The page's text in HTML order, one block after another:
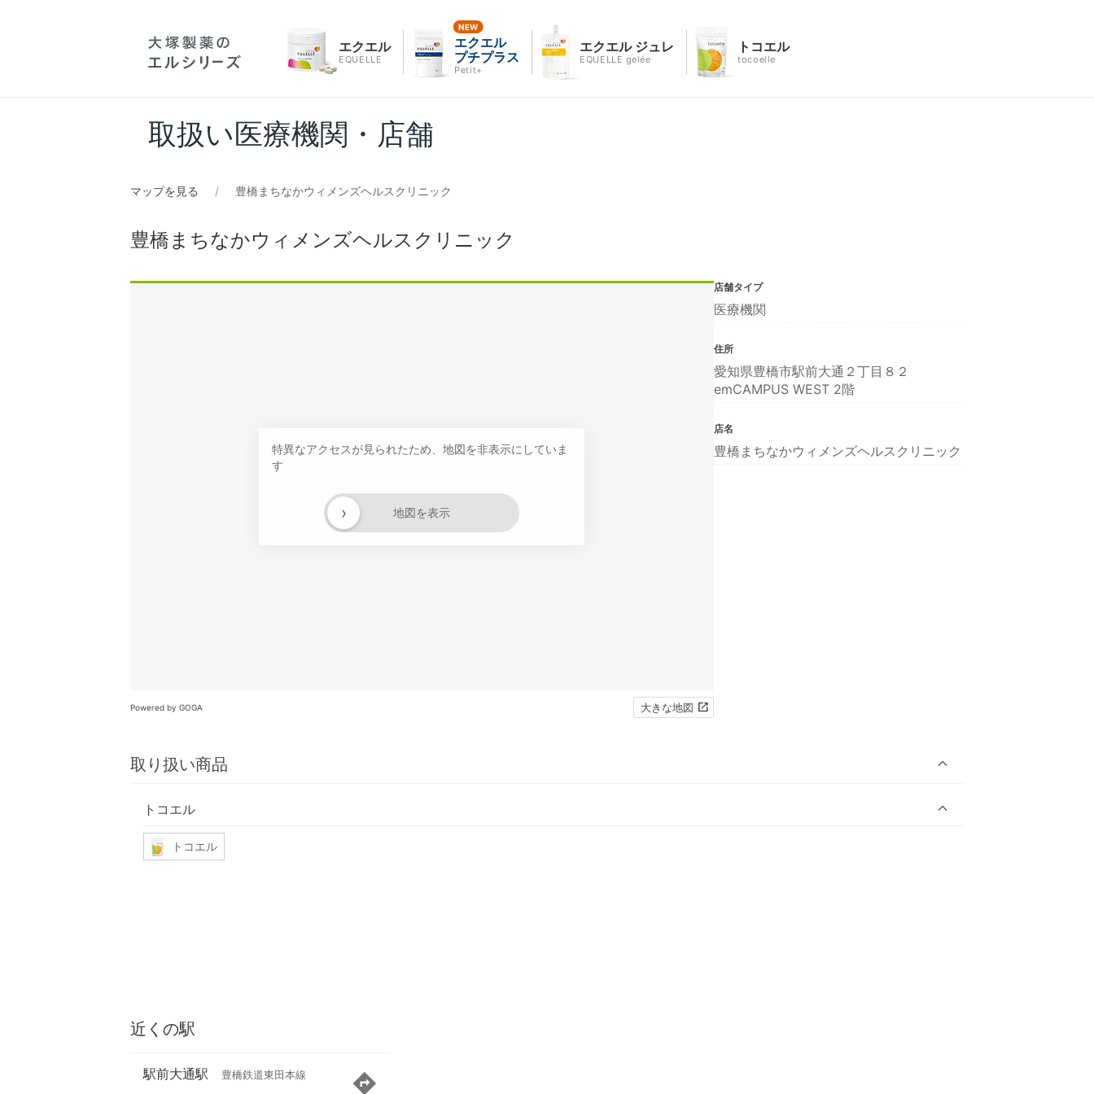
エクエル
EQUELLE
エクエル
プチプラス
Petit+
エクエル ジュレ
EQUELLE gelée
トコエル
tocoelle
取扱い医療機関・店舗
マップを見る 豊橋まちなかウィメンズヘルスクリニック
豊橋まちなかウィメンズヘルスクリニック
特異なアクセスが見られたため、地図を非表示にしていま
す
地図を表示
›
Powered by GOGA 大きな地図
取り扱い商品
トコエル
トコエル
店舗タイプ
医療機関
住所
愛知県豊橋市駅前大通２丁目８２
emCAMPUS WEST 2階
店名
豊橋まちなかウィメンズヘルスクリニック
近くの駅
駅前大通駅 豊橋鉄道東田本線